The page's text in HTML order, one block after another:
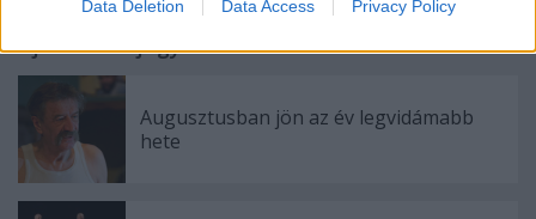
Data Deletion Data Access Privacy Policy
Ajánlott bejegyzések:
Augusztusban jön az év legvidámabb
hete